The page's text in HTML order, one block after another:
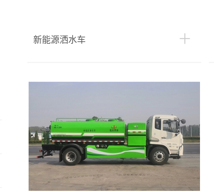
新能源洒水车